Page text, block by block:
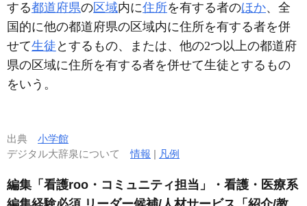
する都道府県の区域内に住所を有する者のほか、全
国的に他の都道府県の区域内に住所を有する者を併
せて生徒 とするもの、または、他の2つ以上の都道府
県の区域に住所を有する者を併せて生徒とするもの
をいう。
出典 小学館
デジタル大辞泉について情報 | 凡例
編集「看護roo・コミュニティ担当」・看護・医療系